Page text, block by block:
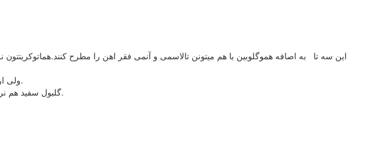
ولی ار بی سی:گلبول قرمز تا 5 نرماله و 6 کمی زیاد هست.اگر گلبول قرمز بالا باشه میتونه کوجب علائمی مثل سرگیجه بشه.
WBC:گلبول سفید هم نرمالش از 4000 تا 10000 هست معمولاو مال شما مشکلی نداره.میتونیم حداقل بگیم عفونتی در بدن شما نیسشت.